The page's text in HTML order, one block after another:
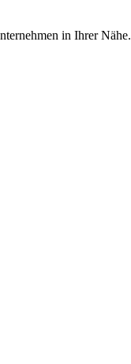
in Ihrer Nähe.